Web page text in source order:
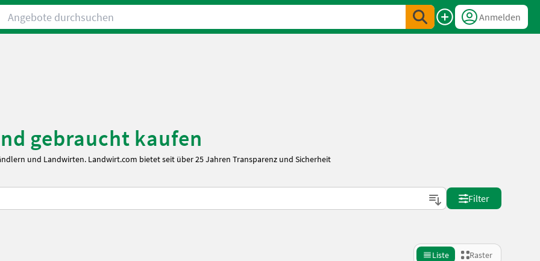
Angebote durchsuchen
Anmelden
gebraucht kaufen
und Landwirten. Landwirt.com bietet seit über 25 Jahren Transparenz und Sicherheit
Filter
Liste Raster